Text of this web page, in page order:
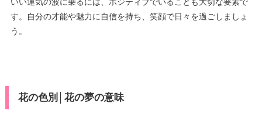
す。自分の才能や魅力に自信を持ち、笑顔で日々を過ごしましょ
う。
花の色別│花の夢の意味